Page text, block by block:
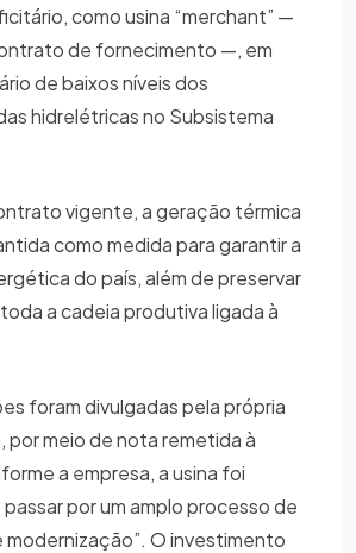
como usina “merchant” —
de fornecimento —, em
de baixos níveis dos
hidrelétricas no Subsistema
vigente, a geração térmica
como medida para garantir a
do país, além de preservar
a cadeia produtiva ligada à
foram divulgadas pela própria
por meio de nota remetida à
a empresa, a usina foi
por um amplo processo de
O investimento